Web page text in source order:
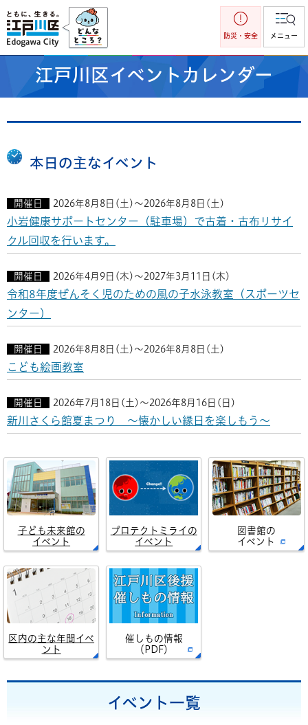
江戸川区
防災・安全 メニュー
江戸川区イベントカレンダー
本日の主なイベント
開催日 2026年8月8日(土)～2026年8月8日(土)
小岩健康サポートセンター（駐車場）で古着・古布リサイ
クル回収を行います。
開催日 2026年4月9日(木)～2027年3月11日(木)
令和8年度ぜんそく児のための風の子水泳教室（スポーツセ
ンター）
開催日 2026年8月8日(土)～2026年8月8日(土)
こども絵画教室
開催日 2026年7月18日(土)～2026年8月16日(日)
新川さくら館夏まつり ～懐かしい縁日を楽しもう～
子ども未来館の
イベント
プロテクトミライの
イベント
図書館の
イベント
区内の主な年間イベ
ント
催しもの情報
（PDF）
イベント一覧